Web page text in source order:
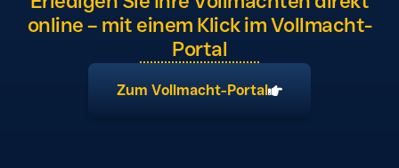
online – mit einem Klick im Vollmacht-
Portal
Zum Vollmacht-Portal